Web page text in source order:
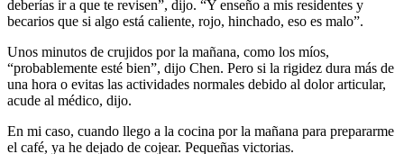
deberías ir a que te revisen”, dijo. “Y enseño a mis residentes y
becarios que si algo está caliente, rojo, hinchado, eso es malo”.
Unos minutos de crujidos por la mañana, como los míos,
“probablemente esté bien”, dijo Chen. Pero si la rigidez dura más de
una hora o evitas las actividades normales debido al dolor articular,
acude al médico, dijo.
En mi caso, cuando llego a la cocina por la mañana para prepararme
el café, ya he dejado de cojear. Pequeñas victorias.